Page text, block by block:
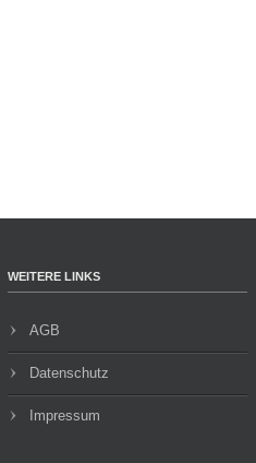
WEITERE LINKS
AGB
Datenschutz
Impressum